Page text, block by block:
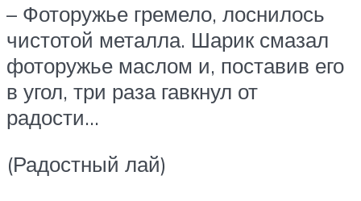
– Фоторужье гремело, лоснилось
чистотой металла. Шарик смазал
фоторужье маслом и, поставив его
в угол, три раза гавкнул от
радости…
(Радостный лай)